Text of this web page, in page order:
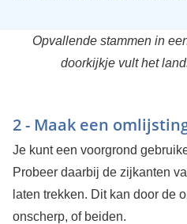
Opvallende stammen in
doorkijkje vult het
2 - Maak een
Je kunt een voorgrond
Probeer daarbij de zijkanten
laten trekken. Dit kan door de
onscherp, of beiden.